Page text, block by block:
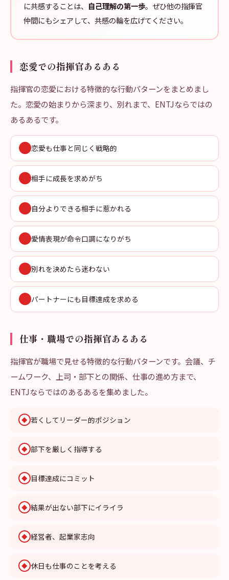
に共感することは、 自己理解の第一歩。ぜひ他の指揮官
仲間にもシェアして、共感の輪を広げてください。
恋愛での指揮官あるある
指揮官の恋愛における特徴的な行動パターンをまとめまし
た。恋愛の始まりから深まり、別れまで、ENTJならではの
あるあるです。
恋愛も仕事と同じく戦略的
相手に成長を求めがち
自分よりできる相手に惹かれる
愛情表現が命令口調になりがち
別れを決めたら迷わない
パートナーにも目標達成を求める
仕事・職場での指揮官あるある
指揮官が職場で見せる特徴的な行動パターンです。会議、チ
ームワーク、上司・部下との関係、仕事の進め方まで、
ENTJならではのあるあるを集めました。
◆ 若くしてリーダー的ポジション
◆ 部下を厳しく指導する
◆ 目標達成にコミット
◆ 結果が出ない部下にイライラ
◆ 経営者、起業家志向
◆ 休日も仕事のことを考える